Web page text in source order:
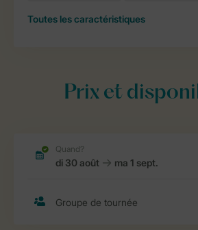
Toutes les caractéristiques
Prix et